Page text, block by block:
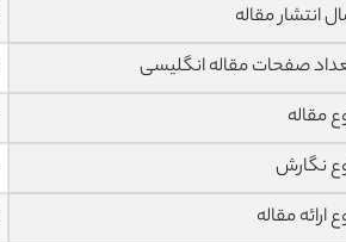
انتشار مقاله
صفحات مقاله انگلیسی
مقاله
نگارش
ارائه مقاله